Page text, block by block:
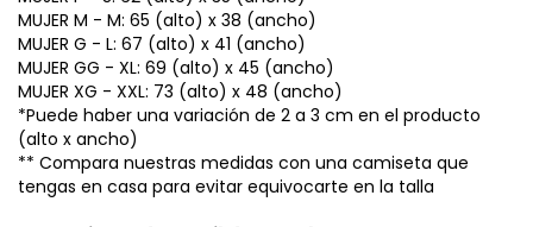
MUJER M - M: 65 (alto) x 38 (ancho)
MUJER G - L: 67 (alto) x 41 (ancho)
MUJER GG - XL: 69 (alto) x 45 (ancho)
MUJER XG - XXL: 73 (alto) x 48 (ancho)
*Puede haber una variación de 2 a 3 cm en el producto
(alto x ancho)
** Compara nuestras medidas con una camiseta que
tengas en casa para evitar equivocarte en la talla